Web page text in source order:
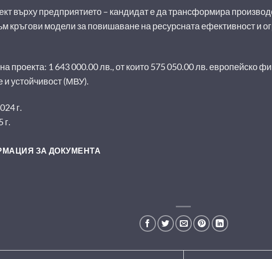
върху предприятието – кандидат е да трансформира
кръгови модели за повишаване на ресурсната ефективност и
проекта: 1 643 000.00 лв., от които 575 050.00 лв. европейско
и устойчивост (МВУ).
г.
г.
ЗА ДОКУМЕНТА